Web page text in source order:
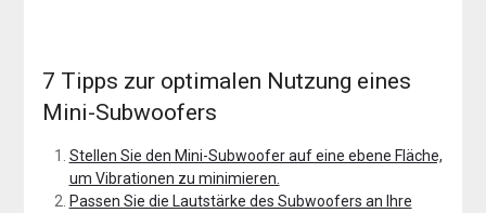
7 Tipps zur optimalen Nutzung eines
Mini-Subwoofers
Stellen Sie den Mini-Subwoofer auf eine ebene Fläche,
um Vibrationen zu minimieren.
Passen Sie die Lautstärke des Subwoofers an Ihre